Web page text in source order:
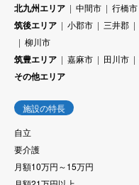
北九州エリア 中間市 行橋市
筑後エリア 小郡市 三井郡
柳川市
筑豊エリア 嘉麻市 田川市
その他エリア
施設の特長
自立
要介護
月額10万円～15万円